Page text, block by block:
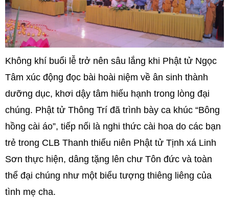
Không khí buổi lễ trở nên sâu lắng khi Phật tử Ngọc
Tâm xúc động đọc bài hoài niệm về ân sinh thành
dưỡng dục, khơi dậy tâm hiếu hạnh trong lòng đại
chúng. Phật tử Thông Trí đã trình bày ca khúc “Bông
hồng cài áo”, tiếp nối là nghi thức cài hoa do các bạn
trẻ trong CLB Thanh thiếu niên Phật tử Tịnh xá Linh
Sơn thực hiện, dâng tặng lên chư Tôn đức và toàn
thể đại chúng như một biểu tượng thiêng liêng của
tình mẹ cha.